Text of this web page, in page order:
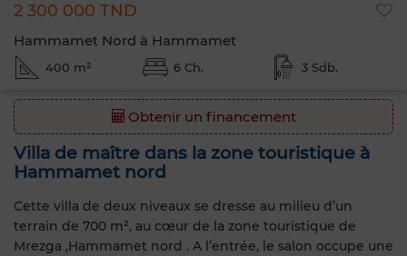
2 300 000 TND
Hammamet Nord à Hammamet
400 m² 6 Ch. 3 Sdb.
Obtenir un financement
Villa de maître dans la zone touristique à
Hammamet nord
Cette villa de deux niveaux se dresse au milieu d’un
terrain de 700 m², au cœur de la zone touristique de
Mrezga ,Hammamet nord . A l’entrée, le salon occupe une